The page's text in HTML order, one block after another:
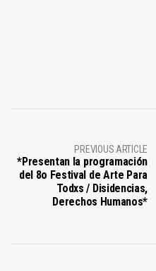
PREVIOUS ARTICLE
*Presentan la programación
del 8o Festival de Arte Para
Todxs / Disidencias,
Derechos Humanos*